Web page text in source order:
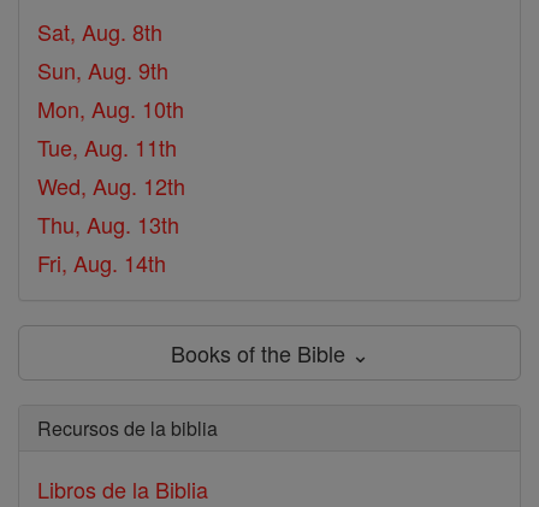
Sat, Aug. 8th
Sun, Aug. 9th
Mon, Aug. 10th
Tue, Aug. 11th
Wed, Aug. 12th
Thu, Aug. 13th
Fri, Aug. 14th
Books of the Bible ⌄
Recursos de la biblia
Libros de la Biblia